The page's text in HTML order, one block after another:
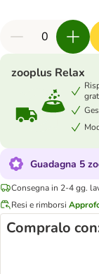
zooplus Relax
Guadagna 5
Consegna in 2-4 gg.
Resi e rimborsi
Compralo